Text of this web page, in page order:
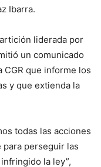
Ibarra.
liderada por
un comunicado
CGR que informe los
y que extienda la
todas las acciones
perseguir las
la ley”,